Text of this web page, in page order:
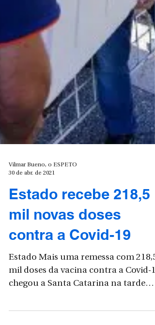
Vilmar Bueno, o ESPETO
Estado recebe 218,5
mil novas doses
contra a Covid-19